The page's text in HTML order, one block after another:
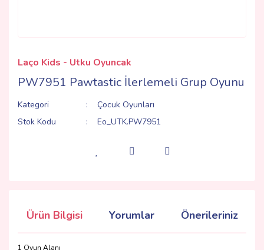
Laço Kids - Utku Oyuncak
PW7951 Pawtastic İlerlemeli Grup Oyunu
Kategori
Çocuk Oyunları
Stok Kodu
Eo_UTK.PW7951
Ürün Bilgisi Yorumlar Önerileriniz
1 Oyun Alanı